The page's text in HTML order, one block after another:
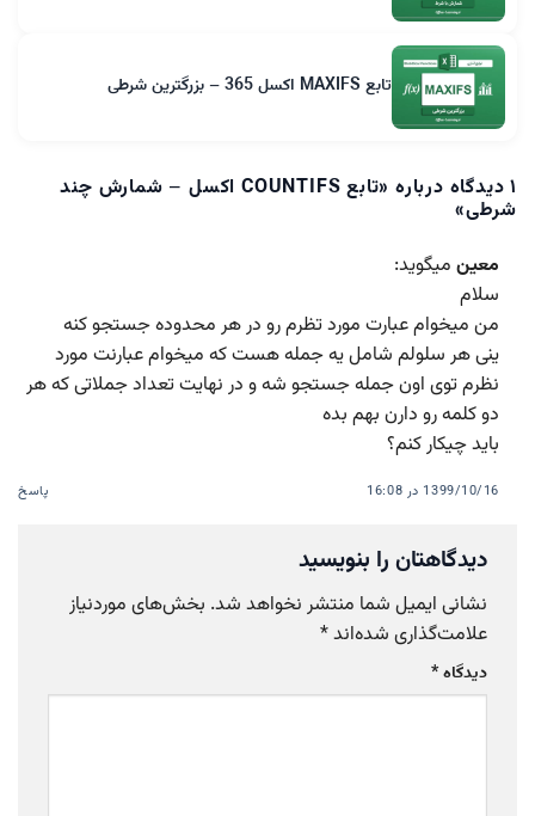
تابع MAXIFS اکسل 365 – بزرگترین شرطی
۱ دیدگاه درباره « تابع COUNTIFS اکسل – شمارش چند
شرطی»
معین میگوید:
سلام
من میخوام عبارت مورد تظرم رو در هر محدوده جستجو کنه
ینی هر سلولم شامل یه جمله هست که میخوام عبارنت مورد
نظرم توی اون جمله جستجو شه و در نهایت تعداد جملاتی که هر
دو کلمه رو دارن بهم بده
باید چیکار کنم؟
1399/10/16 در 16:08 پاسخ
دیدگاهتان را بنویسید
نشانی ایمیل شما منتشر نخواهد شد. بخش‌های موردنیاز
علامت‌گذاری شده‌اند*
دیدگاه*